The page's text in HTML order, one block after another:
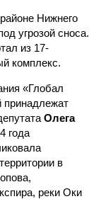
Нижнего
угрозой сноса.
из 17-
комплекс.
«Глобал
принадлежат
Олега
года
в
реки Оки